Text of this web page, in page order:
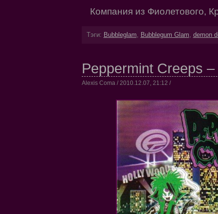
Компания из Фиолетового,
Тэги: Bubbleglam, Bubblegum Glam, demon
Peppermint Creeps
Alexis Coma / 2010.12.07, 21:12 /